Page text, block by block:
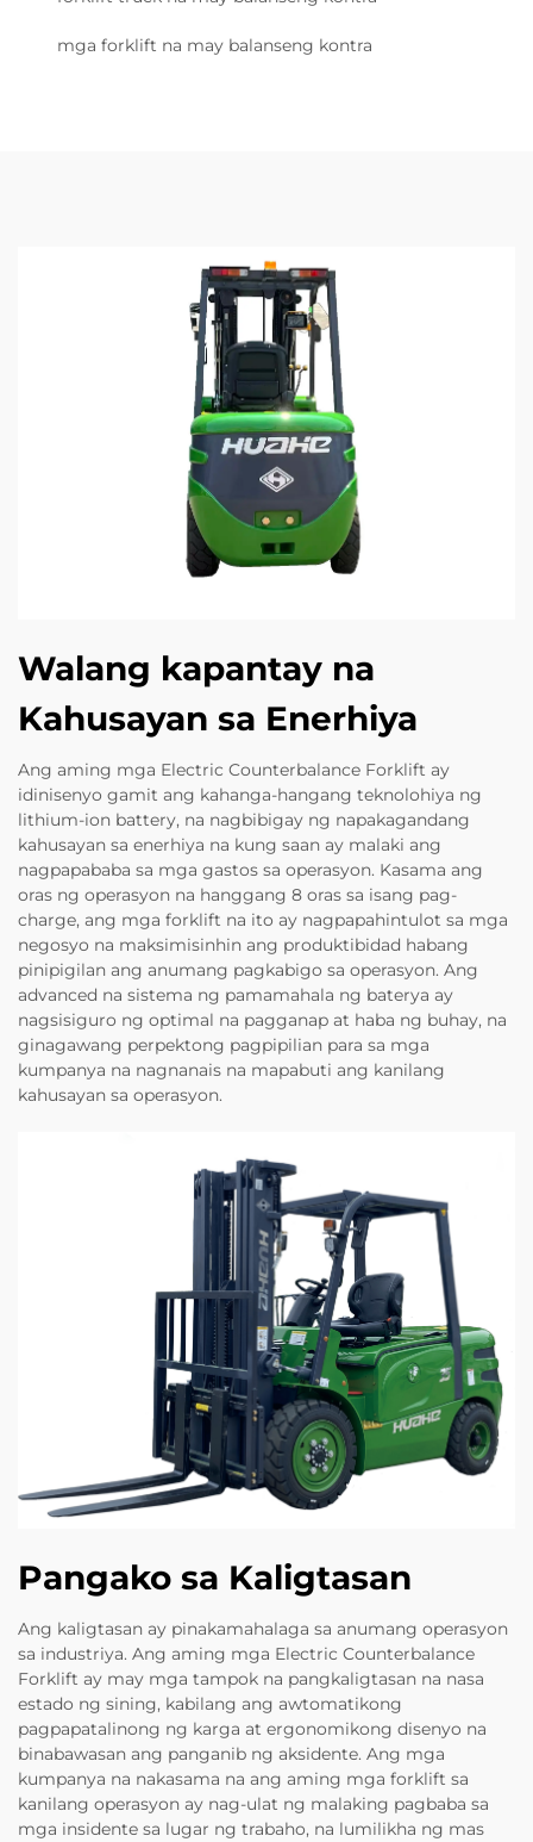
mga forklift na may balanseng kontra
Walang kapantay na
Kahusayan sa Enerhiya
Ang aming mga Electric Counterbalance Forklift ay
idinisenyo gamit ang kahanga-hangang teknolohiya ng
lithium-ion battery, na nagbibigay ng napakagandang
kahusayan sa enerhiya na kung saan ay malaki ang
nagpapababa sa mga gastos sa operasyon. Kasama ang
oras ng operasyon na hanggang 8 oras sa isang pag-
charge, ang mga forklift na ito ay nagpapahintulot sa mga
negosyo na maksimisinhin ang produktibidad habang
pinipigilan ang anumang pagkabigo sa operasyon. Ang
advanced na sistema ng pamamahala ng baterya ay
nagsisiguro ng optimal na pagganap at haba ng buhay, na
ginagawang perpektong pagpipilian para sa mga
kumpanya na nagnanais na mapabuti ang kanilang
kahusayan sa operasyon.
Pangako sa Kaligtasan
Ang kaligtasan ay pinakamahalaga sa anumang operasyon
sa industriya. Ang aming mga Electric Counterbalance
Forklift ay may mga tampok na pangkaligtasan na nasa
estado ng sining, kabilang ang awtomatikong
pagpapatalinong ng karga at ergonomikong disenyo na
binabawasan ang panganib ng aksidente. Ang mga
kumpanya na nakasama na ang aming mga forklift sa
kanilang operasyon ay nag-ulat ng malaking pagbaba sa
mga insidente sa lugar ng trabaho, na lumilikha ng mas